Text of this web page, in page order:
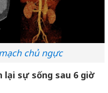
chủ ngực
lại sự sống sau 6 giờ